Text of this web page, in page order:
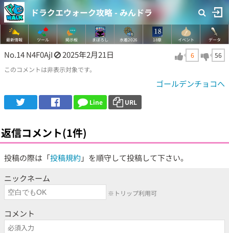
ドラクエウォーク攻略 - みんドラ
最新情報 ツール 掲示板 まぼろし 水着2026 18章 イベント データ
No.14N4F0AjI 2025年2月21日 6
56
このコメントは非表示対象です。
ゴールデンチョコへ
Line URL
返信コメント(1件)
投稿の際は「投稿規約 」を順守して投稿して下さい。
ニックネーム
※トリップ利用可
コメント